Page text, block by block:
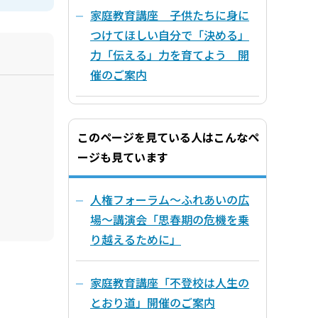
家庭教育講座 子供たちに身に
つけてほしい自分で「決める」
力「伝える」力を育てよう 開
催のご案内
このページを見ている人はこんなペ
ージも見ています
人権フォーラム～ふれあいの広
場～講演会「思春期の危機を乗
り越えるために」
家庭教育講座「不登校は人生の
とおり道」開催のご案内